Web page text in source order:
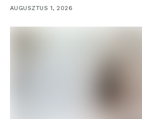
AUGUSZTUS 1, 2026